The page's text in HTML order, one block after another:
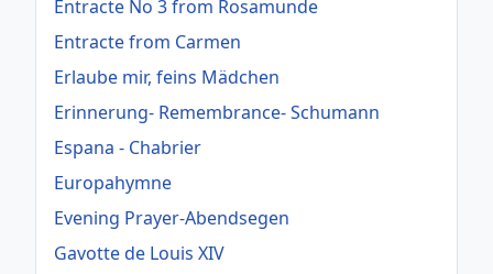
Entracte No 3 from Rosamunde
Entracte from Carmen
Erlaube mir, feins Mädchen
Erinnerung- Remembrance- Schumann
Espana - Chabrier
Europahymne
Evening Prayer-Abendsegen
Gavotte de Louis XIV